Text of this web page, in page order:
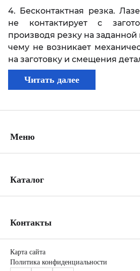
4. Бесконтактная резка.
не контактирует с
производя резку на заданной
чему не возникает
на заготовку и смещения
Читать далее
Меню
Каталог
Контакты
Карта сайта
Политика конфиденциальности